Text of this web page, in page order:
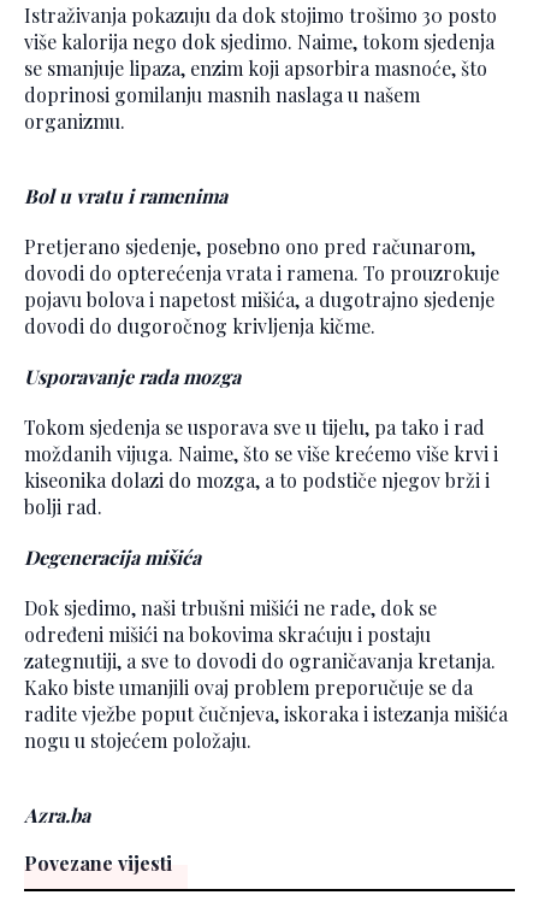
Istraživanja pokazuju da dok stojimo trošimo 30 posto
više kalorija nego dok sjedimo. Naime, tokom sjedenja
se smanjuje lipaza, enzim koji apsorbira masnoće, što
doprinosi gomilanju masnih naslaga u našem
organizmu.
Bol u vratu i ramenima
Pretjerano sjedenje, posebno ono pred računarom,
dovodi do opterećenja vrata i ramena. To prouzrokuje
pojavu bolova i napetost mišića, a dugotrajno sjedenje
dovodi do dugoročnog krivljenja kičme.
Usporavanje rada mozga
Tokom sjedenja se usporava sve u tijelu, pa tako i rad
moždanih vijuga. Naime, što se više krećemo više krvi i
kiseonika dolazi do mozga, a to podstiče njegov brži i
bolji rad.
Degeneracija mišića
Dok sjedimo, naši trbušni mišići ne rade, dok se
određeni mišići na bokovima skraćuju i postaju
zategnutiji, a sve to dovodi do ograničavanja kretanja.
Kako biste umanjili ovaj problem preporučuje se da
radite vježbe poput čučnjeva, iskoraka i istezanja mišića
nogu u stojećem položaju.
Azra.ba
Povezane vijesti